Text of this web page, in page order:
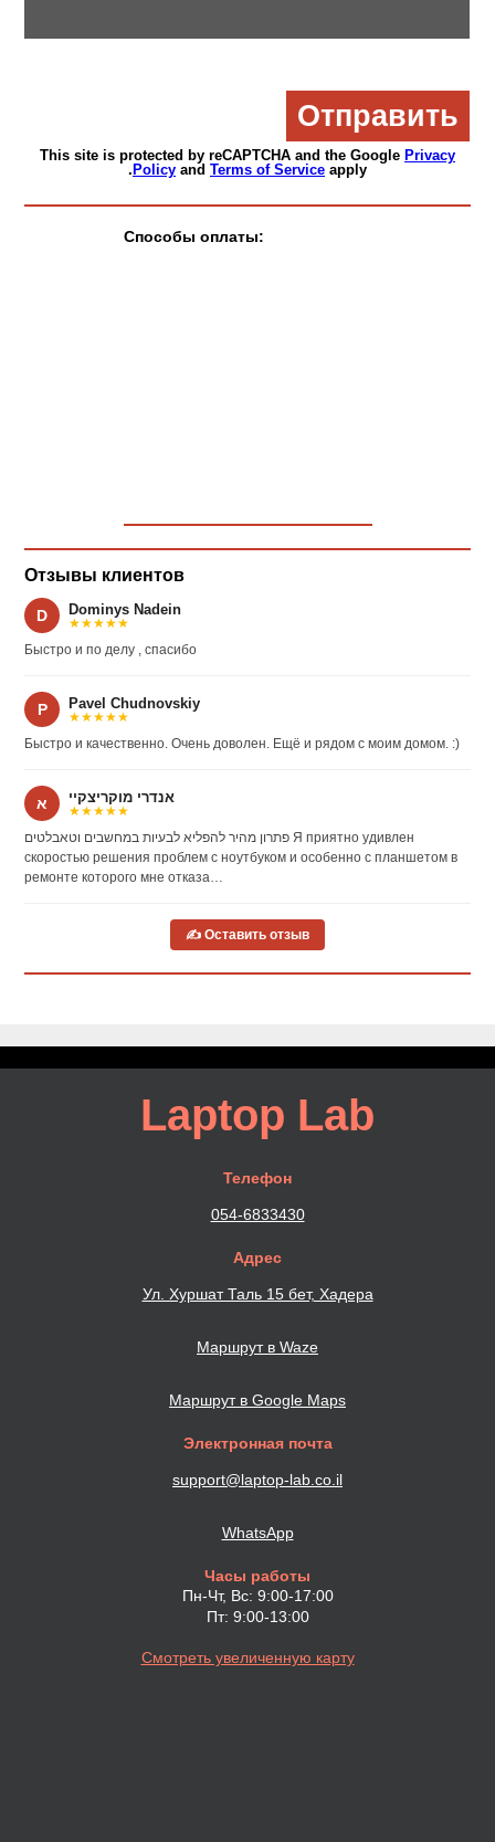
This site is protected by reCAPTCHA and the Google Privacy
Policy and Terms of Service apply.
Способы оплаты:
Отзывы клиентов
D Dominys Nadein
★★★★★
Быстро и по делу , спасибо
P Pavel Chudnovskiy
★★★★★
Быстро и качественно. Очень доволен. Ещё и рядом с моим домом. :)
א אנדרי מוקריצקיי
★★★★★
פתרון מהיר להפליא לבעיות במחשבים וטאבלטים Я приятно удивлен
скоростью решения проблем с ноутбуком и особенно с планшетом в
ремонте которого мне отказа…
✍ Оставить отзыв
Laptop Lab
Телефон
054-6833430
Адрес
Ул. Хуршат Таль 15 бет, Хадера
Маршрут в Waze
Маршрут в Google Maps
Электронная почта
support@laptop-lab.co.il
WhatsApp
Часы работы
Пн-Чт, Вс: 9:00-17:00
Пт: 9:00-13:00
Смотреть увеличенную карту